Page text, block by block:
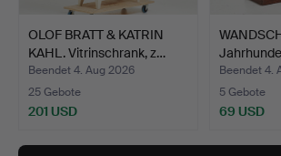
OLOF BRATT & KATRIN
KAHL. Vitrinschrank, z…
Beendet 4. Aug 2026
25 Gebote
201 USD
Beendet 4.
5 Gebote
69 USD